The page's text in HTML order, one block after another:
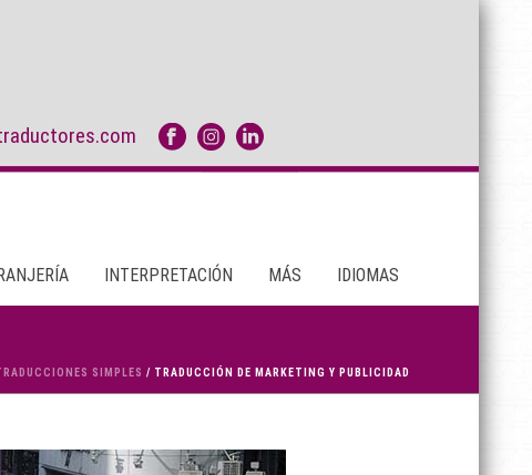
INTERPRETACIÓN MÁS IDIOMAS
SIMPLES / TRADUCCIÓN DE MARKETING Y PUBLICIDAD